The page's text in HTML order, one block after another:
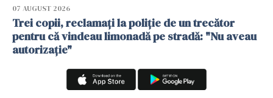
07 AUGUST 2026
Trei copii, reclamați la poliție de un trecător
pentru că vindeau limonadă pe stradă: "Nu aveau
autorizație"